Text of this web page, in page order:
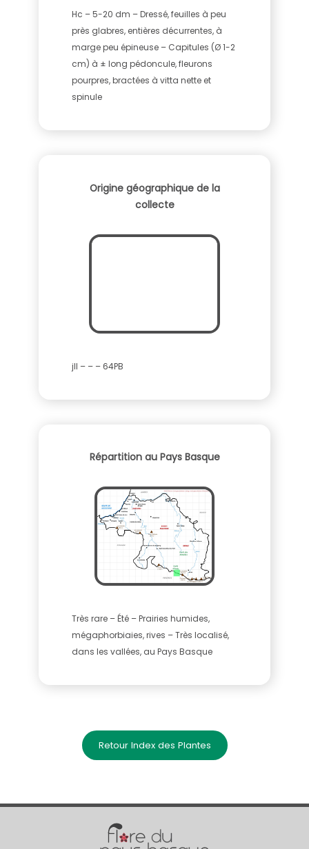
Hc – 5-20 dm – Dressé, feuilles à peu
près glabres, entières décurrentes, à
marge peu épineuse – Capitules (Ø 1-2
cm) à ± long pédoncule, fleurons
pourpres, bractées à vitta nette et
spinule
Origine géographique de la
collecte
jll – – – 64PB
Répartition au Pays Basque
Très rare – Été – Prairies humides,
mégaphorbiaies, rives – Très localisé,
dans les vallées, au Pays Basque
Retour Index des Plantes